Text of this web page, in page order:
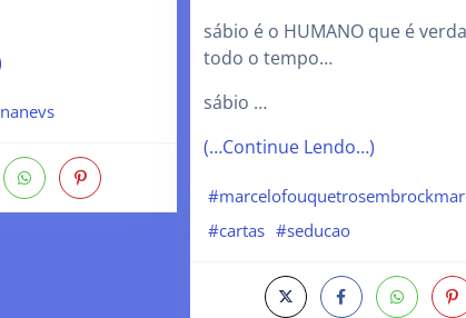
sábio é o HUMANO que é
todo o tempo…
sábio …
(…Continue Lendo…)
#cartas #seducao